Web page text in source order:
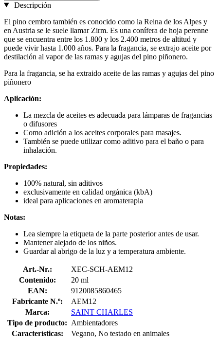
Descripción
El pino cembro también es conocido como la Reina de los Alpes y
en Austria se le suele llamar Zirm. Es una conífera de hoja perenne
que se encuentra entre los 1.800 y los 2.400 metros de altitud y
puede vivir hasta 1.000 años. Para la fragancia, se extrajo aceite por
destilación al vapor de las ramas y agujas del pino piñonero.
Para la fragancia, se ha extraido aceite de las ramas y agujas del pino
piñonero
Aplicación:
La mezcla de aceites es adecuada para lámparas de fragancias
o difusores
Como adición a los aceites corporales para masajes.
También se puede utilizar como aditivo para el baño o para
inhalación.
Propiedades:
100% natural, sin aditivos
exclusivamente en calidad orgánica (kbA)
ideal para aplicaciones en aromaterapia
Notas:
Lea siempre la etiqueta de la parte posterior antes de usar.
Mantener alejado de los niños.
Guardar al abrigo de la luz y a temperatura ambiente.
Art.-Nr.:
XEC-SCH-AEM12
Contenido:
20 ml
EAN:
9120085860465
Fabricante N.º:
AEM12
Marca:
SAINT CHARLES
Tipo de producto: Ambientadores
Características:
Vegano, No testado en animales